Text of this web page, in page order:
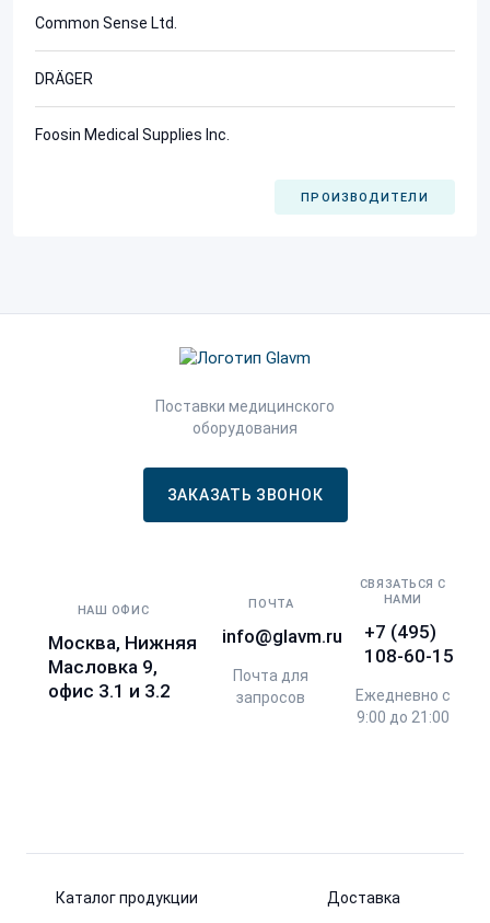
Common Sense Ltd.
DRÄGER
Foosin Medical Supplies Inc.
ПРОИЗВОДИТЕЛИ
Поставки медицинского
оборудования
ЗАКАЗАТЬ ЗВОНОК
НАШ ОФИС
Москва, Нижняя
Масловка 9,
офис 3.1 и 3.2
ПОЧТА
info@glavm.ru
Почта для
запросов
СВЯЗАТЬСЯ С
НАМИ
+7 (495)
108-60-15
Ежедневно с
9:00 до 21:00
Каталог продукции Доставка